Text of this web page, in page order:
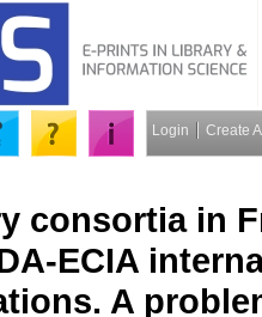
Login Create
consortia in
ECIA
A